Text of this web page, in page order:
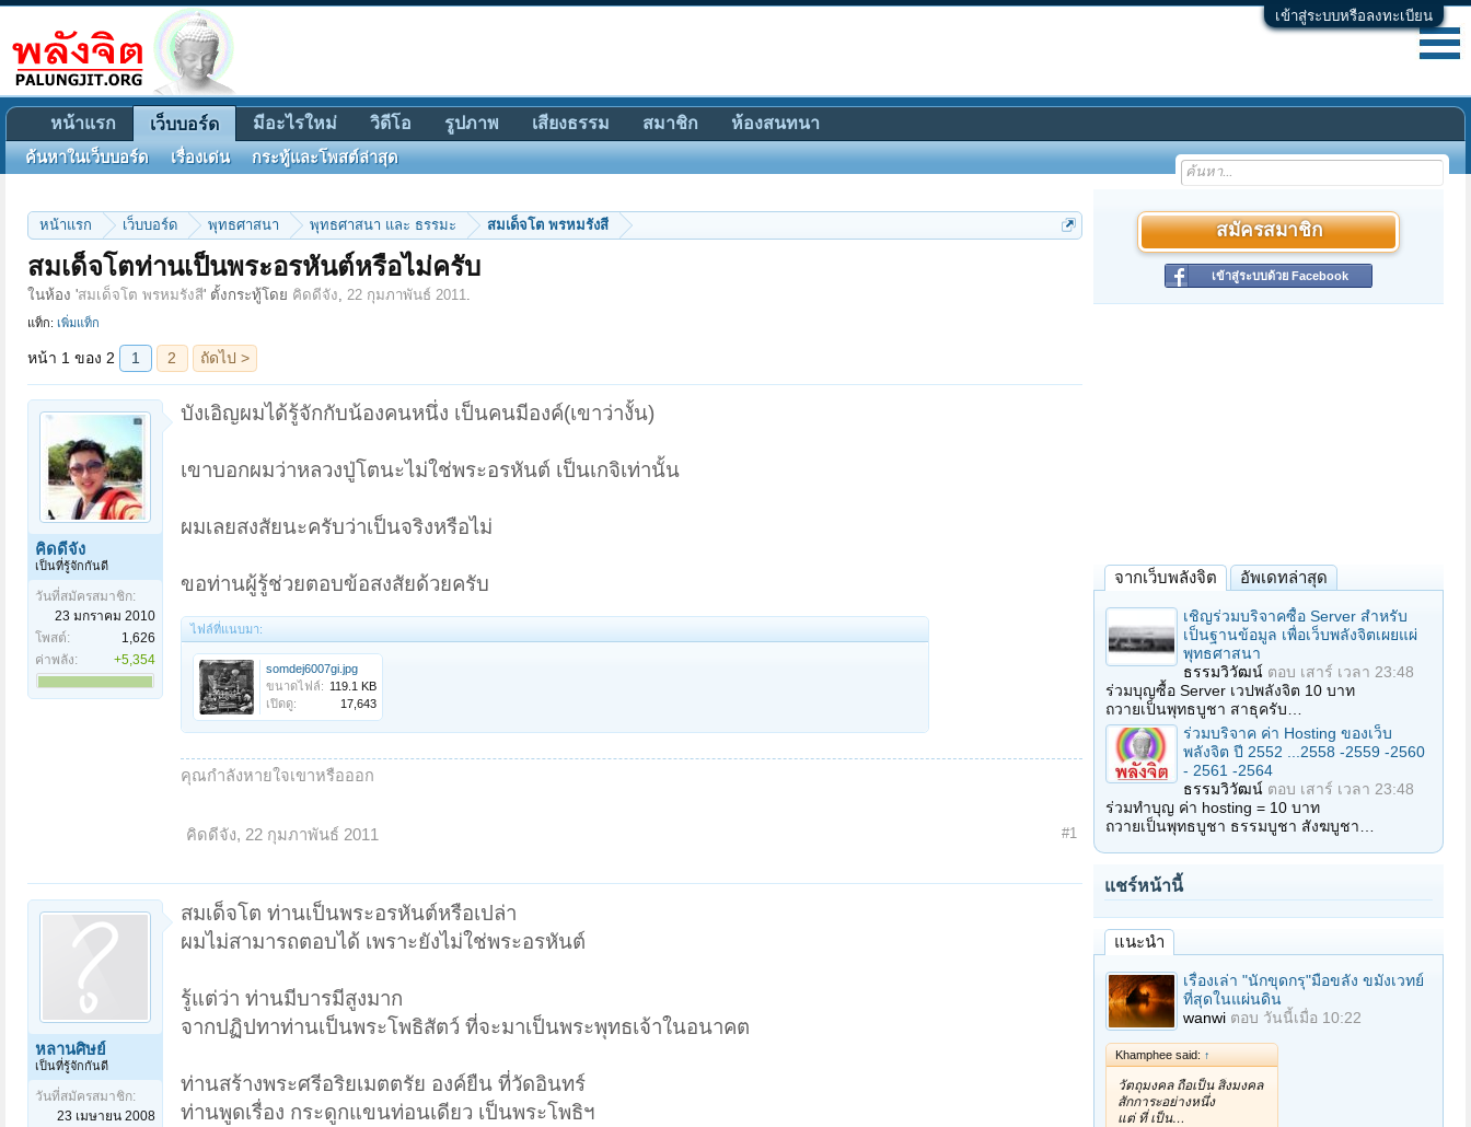
เข้าสู่ระบบหรือลงทะเบียน
หน้าแรก เว็บบอร์ด พุทธศาสนา พุทธศาสนา และ ธรรมะ สมเด็จโต พรหมรังสี
สมเด็จโตท่านเป็นพระอรหันต์หรือไม่ครับ
ในห้อง 'สมเด็จโต พรหมรังสี' ตั้งกระทู้โดย คิดดีจัง, 22 กุมภาพันธ์ 2011.
แท็ก: เพิ่มแท็ก
หน้า 1 ของ 2 ถัดไป >
คิดดีจัง
เป็นที่รู้จักกันดี
วันที่สมัครสมาชิก:
23 มกราคม 2010
โพสต์:
1,626
ค่าพลัง:
+5,354
บังเอิญผมได้รู้จักกับน้องคนหนึ่ง เป็นคนมีองค์(เขาว่างั้น)
เขาบอกผมว่าหลวงปู่โตนะไม่ใช่พระอรหันต์ เป็นเกจิเท่านั้น
ผมเลยสงสัยนะครับว่าเป็นจริงหรือไม่
ขอท่านผู้รู้ช่วยตอบข้อสงสัยด้วยครับ
ไฟล์ที่แนบมา:
somdej6007gi.jpg
ขนาดไฟล์: 119.1 KB
เปิดดู:
17,643
คุณกำลังหายใจเขาหรือออก
คิดดีจัง, 22 กุมภาพันธ์ 2011 #1
หลานศิษย์
เป็นที่รู้จักกันดี
วันที่สมัครสมาชิก:
23 เมษายน 2008
สมเด็จโต ท่านเป็นพระอรหันต์หรือเปล่า
ผมไม่สามารถตอบได้ เพราะยังไม่ใช่พระอรหันต์
รู้แต่ว่า ท่านมีบารมีสูงมาก
จากปฏิปทาท่านเป็นพระโพธิสัตว์ ที่จะมาเป็นพระพุทธเจ้าในอนาคต
ท่านสร้างพระศรีอริยเมตตรัย องค์ยืน ที่วัดอินทร์
ท่านพูดเรื่อง กระดูกแขนท่อนเดียว เป็นพระโพธิฯ
สมัครสมาชิก
เข้าสู่ระบบด้วย Facebook
จากเว็บพลังจิต อัพเดทล่าสุด
เชิญร่วมบริจาคซื้อ Server สำหรับ
เป็นฐานข้อมูล เพื่อเว็บพลังจิตเผยแผ่
พุทธศาสนา
ธรรมวิวัฒน์ ตอบ เสาร์ เวลา 23:48
ร่วมบุญซื้อ Server เวปพลังจิต 10 บาท
ถวายเป็นพุทธบูชา สาธุครับ…
ร่วมบริจาค ค่า Hosting ของเว็บ
พลังจิต ปี 2552 ...2558 -2559 -2560
- 2561 -2564
ธรรมวิวัฒน์ ตอบ เสาร์ เวลา 23:48
ร่วมทำบุญ ค่า hosting = 10 บาท
ถวายเป็นพุทธบูชา ธรรมบูชา สังฆบูชา…
แชร์หน้านี้
แนะนำ
เรื่องเล่า "นักขุดกรุ"มือขลัง ขมังเวทย์
ที่สุดในแผ่นดิน
wanwi ตอบ วันนี้เมื่อ 10:22
Khamphee said: ↑
วัตถุมงคล ถือเป็น สิ่งมงคล
สักการะอย่างหนึ่ง
แต่ ที่ เป็น…
หน้าแรก เว็บบอร์ด
ค้นหาในเว็บบอร์ด เรื่องเด่น กระทู้และโพสต์ล่าสุด
มีอะไรใหม่ วิดีโอ รูปภาพ เสียงธรรม สมาชิก ห้องสนทนา